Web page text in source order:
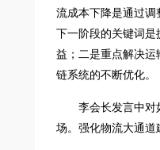
流成本下降是通过
下一阶段的关键词
益；二是重点解决
链系统的不断优化。
李会长发言中对
场。强化物流大通